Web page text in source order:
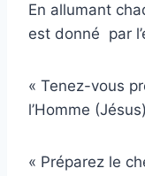
En allumant
est donné par
« Tenez-vous
l’Homme
« Préparez le